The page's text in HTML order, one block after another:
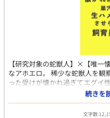
【研究対象の蛇獣人】×【唯一
なアホエロ。 稀少な蛇獣人を観
った受けが懐かれ過ぎてエグイ
られる話。 最初は怖くてビビッ
的には喜んで産卵しちゃう受け
首責め／結腸責め／産卵／とも
続きを
文字数